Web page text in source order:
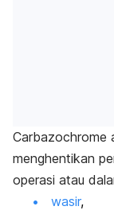
Carbazochrome
menghentikan
operasi atau
wasir,